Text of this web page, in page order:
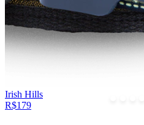
Irish Hills
R$179